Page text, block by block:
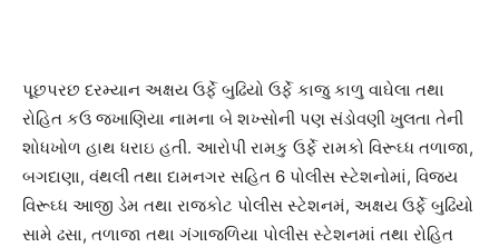
પૂછપરછ દરમ્યાન અક્ષય ઉર્ફે બુઢિયો ઉર્ફે કાજુ કાળુ વાઘેલા તથા
રોહિત કઉ જખાણિયા નામના બે શખ્સોની પણ સંડોવણી ખુલતા તેની
શોધખોળ હાથ ધરાઇ હતી. આરોપી રામકુ ઉર્ફે રામકો વિરૂઘ્ધ તળાજા,
બગદાણા, વંથલી તથા દામનગર સહિત 6 પોલીસ સ્ટેશનોમાં, વિજય
વિરૂઘ્ધ આજી ડેમ તથા રાજકોટ પોલીસ સ્ટેશનમં, અક્ષય ઉર્ફે બુઢિયો
સામે ઢસા, તળાજા તથા ગંગાજળિયા પોલીસ સ્ટેશનમાં તથા રોહિત